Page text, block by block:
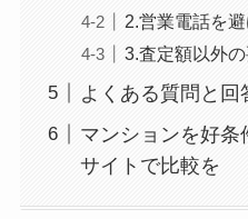
2.営業電話を
3.査定額以外
よくある質問と回
マンションを好条
サイトで比較を